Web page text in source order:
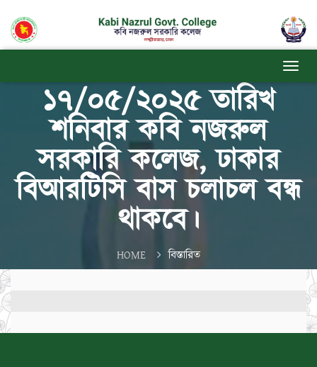
অনিবার্য কারণবশত
১৭/০৫/২০২৫ তারিখ
শনিবার কবি নজরুল
সরকারি কলেজ, ঢাকার
বিআরটিসি বাস চলাচল বন্ধ
থাকবে।
HOME বিস্তারিত